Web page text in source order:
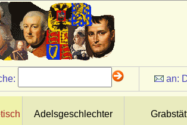
an:
Adelsgeschlechter
I. von Savoyen (Viktor
Piemont)
II. von Savoyen (Viktor
III. di Savoia (Viktor
Savoyen)